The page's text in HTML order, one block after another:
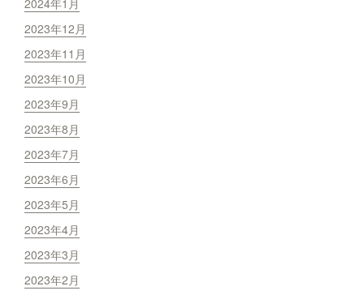
2023年12月
2023年11月
2023年10月
2023年9月
2023年8月
2023年7月
2023年6月
2023年5月
2023年4月
2023年3月
2023年2月